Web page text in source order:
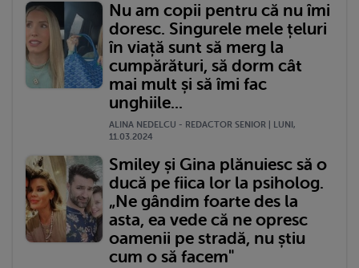
Nu am copii pentru că nu îmi
doresc. Singurele mele țeluri
în viață sunt să merg la
cumpărături, să dorm cât
mai mult și să îmi fac
unghiile...
ALINA NEDELCU - REDACTOR SENIOR | LUNI,
11.03.2024
Smiley și Gina plănuiesc să o
ducă pe fiica lor la psiholog.
„Ne gândim foarte des la
asta, ea vede că ne opresc
oamenii pe stradă, nu știu
cum o să facem"